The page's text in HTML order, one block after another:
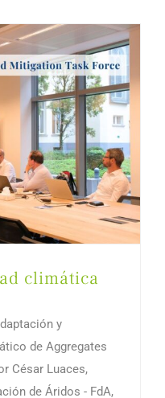
climática
y
de Aggregates
César Luaces,
de Áridos - FdA,